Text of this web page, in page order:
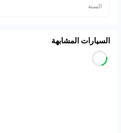
السنة
السيارات المشابهة